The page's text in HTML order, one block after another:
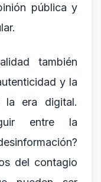
pública y
también
y la
la era digital.
entre la
del contagio